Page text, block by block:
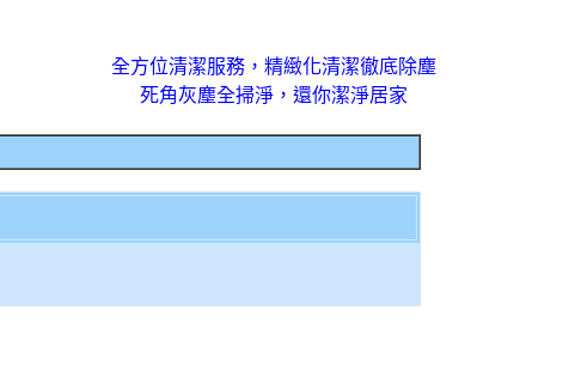
全方位清潔服務，精緻化清潔徹底除塵
死角灰塵全掃淨，還你潔淨居家